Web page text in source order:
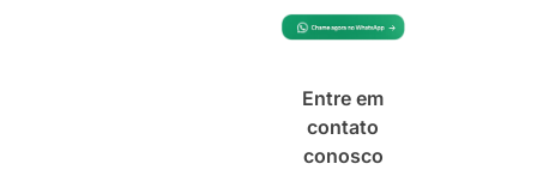
Entre em
contato
conosco